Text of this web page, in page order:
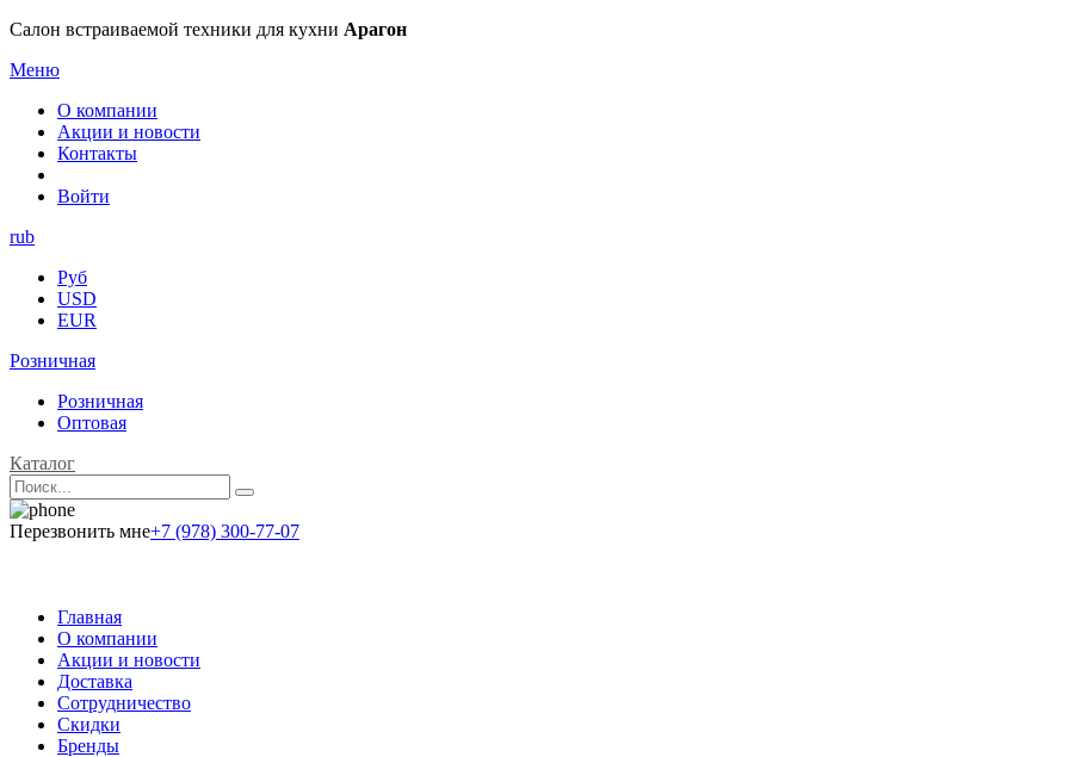
Салон встраиваемой техники для кухни Арагон
Меню
О компании
Акции и новости
Контакты
Войти
rub
Руб
USD
EUR
Розничная
Розничная
Оптовая
Каталог
Перезвонить мне+7 (978) 300-77-07
Главная
О компании
Акции и новости
Доставка
Сотрудничество
Скидки
Бренды